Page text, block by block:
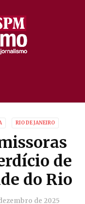
RIO DE JANEIRO
de
do Rio
de 2025